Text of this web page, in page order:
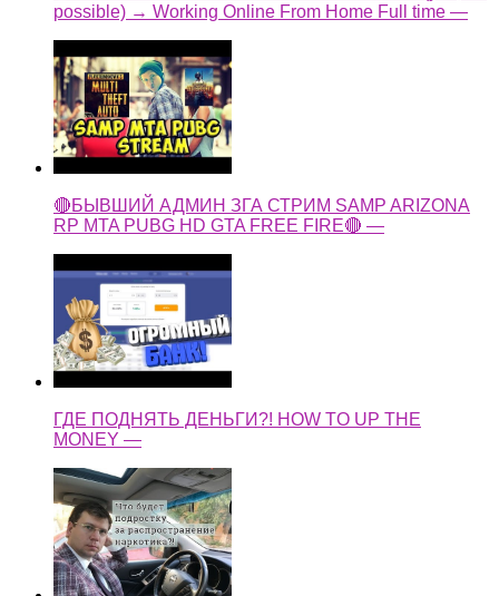
🔴БЫВШИЙ АДМИН ЗГА СТРИМ SAMP ARIZONA
RP MTA PUBG HD GTA FREE FIRE🔴 —
ГДЕ ПОДНЯТЬ ДЕНЬГИ?! HOW TO UP THE
MONEY —
Что будет подростку за распространение
наркотика?! Ответственность за сбыт наркотиков —